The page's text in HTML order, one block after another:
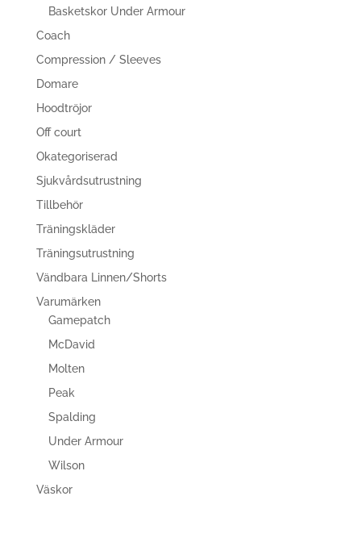
Basketskor Under Armour
Coach
Compression / Sleeves
Domare
Hoodtröjor
Off court
Okategoriserad
Sjukvårdsutrustning
Tillbehör
Träningskläder
Träningsutrustning
Vändbara Linnen/Shorts
Varumärken
Gamepatch
McDavid
Molten
Peak
Spalding
Under Armour
Wilson
Väskor